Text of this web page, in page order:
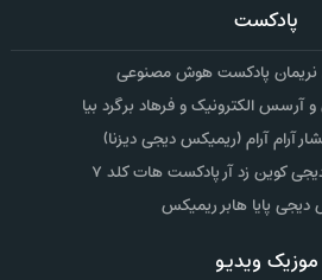
پادکست
پادکست هوش مصنوعی
الکترونیک و فرهاد برگرد بیا
آرام آرام (ریمیکس دیجی دیزنا)
کوین زد آر پادکست هات کلد ۷
پایا هابر ریمیکس
موزیک ویدیو